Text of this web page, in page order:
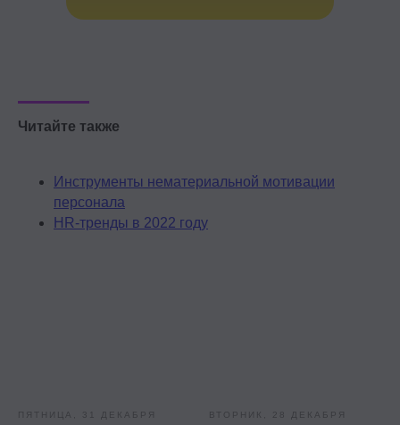
Читайте также
Инструменты нематериальной мотивации
персонала
HR-тренды в 2022 году
ПЯТНИЦА, 31 ДЕКАБРЯ ВТОРНИК, 28 ДЕКАБРЯ
на почту соискателя. У вас
красивая или fgh12j332jb?
Подпишитесь на нашу рассылку.